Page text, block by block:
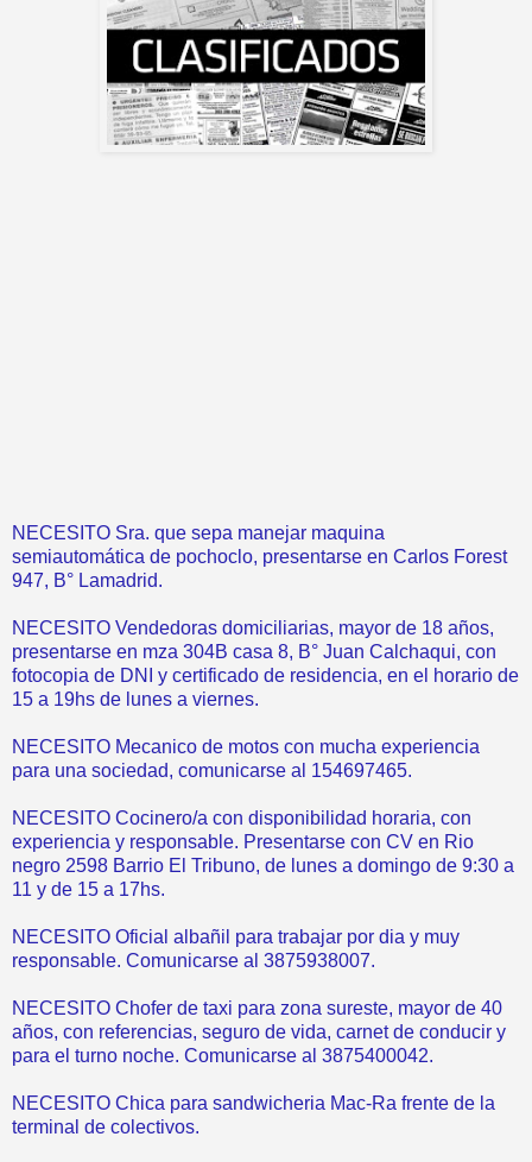
NECESITO Sra. que sepa manejar maquina
semiautomática de pochoclo, presentarse en Carlos Forest
947, B° Lamadrid.
NECESITO Vendedoras domiciliarias, mayor de 18 años,
presentarse en mza 304B casa 8, B° Juan Calchaqui, con
fotocopia de DNI y certificado de residencia, en el horario de
15 a 19hs de lunes a viernes.
NECESITO Mecanico de motos con mucha experiencia
para una sociedad, comunicarse al 154697465.
NECESITO Cocinero/a con disponibilidad horaria, con
experiencia y responsable. Presentarse con CV en Rio
negro 2598 Barrio El Tribuno, de lunes a domingo de 9:30 a
11 y de 15 a 17hs.
NECESITO Oficial albañil para trabajar por dia y muy
responsable. Comunicarse al 3875938007.
NECESITO Chofer de taxi para zona sureste, mayor de 40
años, con referencias, seguro de vida, carnet de conducir y
para el turno noche. Comunicarse al 3875400042.
NECESITO Chica para sandwicheria Mac-Ra frente de la
terminal de colectivos.